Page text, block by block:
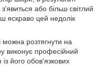
або більш світлий
яскраво цей недолік
можна розтягнути на
виконує професійний
його обов'язкових